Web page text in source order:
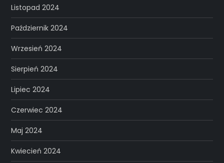
Listopad 2024
Październik 2024
Wrzesień 2024
Sierpień 2024
Lipiec 2024
Czerwiec 2024
Maj 2024
Kwiecień 2024